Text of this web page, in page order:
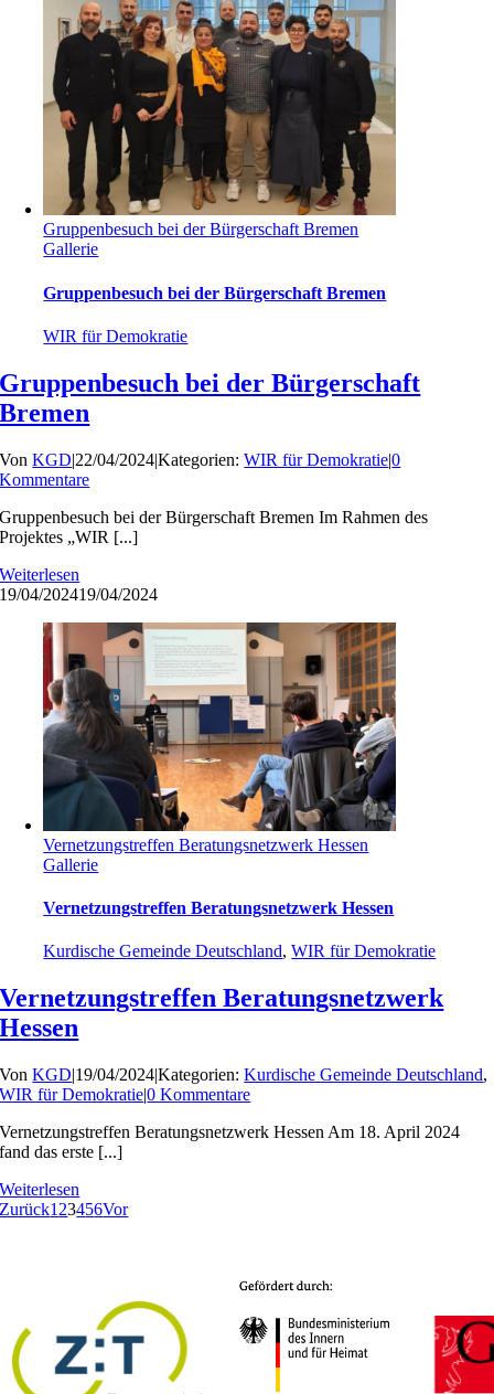
Gruppenbesuch bei der Bürgerschaft Bremen
Gallerie
Gruppenbesuch bei der Bürgerschaft Bremen
WIR für Demokratie
Gruppenbesuch bei der Bürgerschaft
Bremen
VonKGD|22/04/2024|Kategorien:WIR für Demokratie|0
Kommentare
Gruppenbesuch bei der Bürgerschaft Bremen Im Rahmen des
Projektes „WIR [...]
Weiterlesen
19/04/202419/04/2024
Vernetzungstreffen Beratungsnetzwerk Hessen
Gallerie
Vernetzungstreffen Beratungsnetzwerk Hessen
Kurdische Gemeinde Deutschland,WIR für Demokratie
Vernetzungstreffen Beratungsnetzwerk
Hessen
VonKGD|19/04/2024|Kategorien:Kurdische Gemeinde Deutschland,
WIR für Demokratie|0 Kommentare
Vernetzungstreffen Beratungsnetzwerk Hessen Am 18. April 2024
fand das erste [...]
Weiterlesen
Zurück1 23456Vor